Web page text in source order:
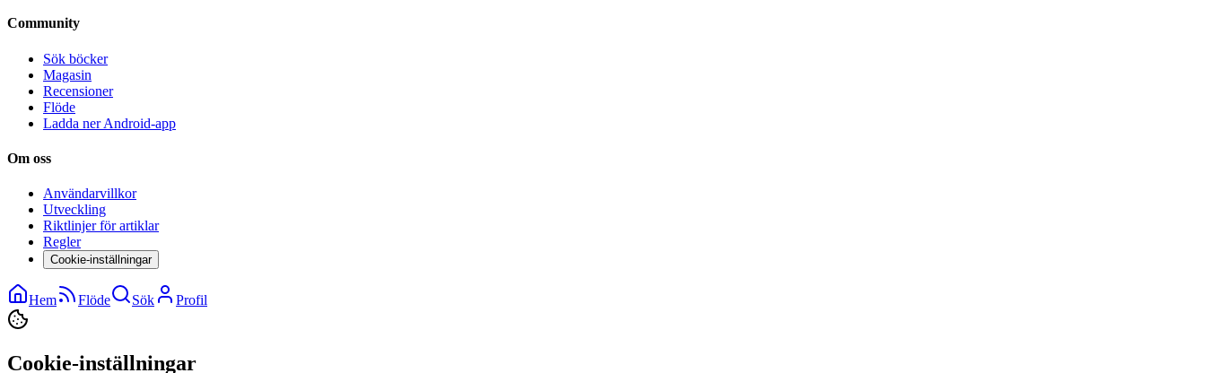
Community
Sök böcker
Magasin
Recensioner
Flöde
Ladda ner Android-app
Om oss
Användarvillkor
Utveckling
Riktlinjer för artiklar
Regler
Cookie-inställningar
Hem Flöde Sök Profil
Cookie-inställningar